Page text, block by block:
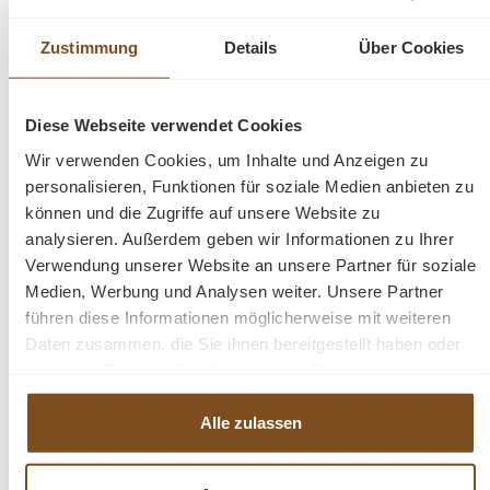
Zustimmung Details Über Cookies
Diese Webseite verwendet Cookies
Wir verwenden Cookies, um Inhalte und Anzeigen zu
personalisieren, Funktionen für soziale Medien anbieten zu
können und die Zugriffe auf unsere Website zu
analysieren. Außerdem geben wir Informationen zu Ihrer
Verwendung unserer Website an unsere Partner für soziale
Medien, Werbung und Analysen weiter. Unsere Partner
führen diese Informationen möglicherweise mit weiteren
Daten zusammen, die Sie ihnen bereitgestellt haben oder
haben.
Alle zulassen
Details:
1 Schublade
1 Fach
Metallauzüge
Farbe: weiß
Menü schließen
Produktinformationen "Nachtkommode